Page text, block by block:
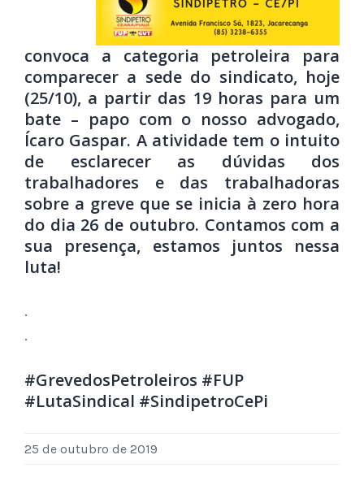
convoca a categoria petroleira para
comparecer a sede do sindicato, hoje
(25/10), a partir das 19 horas para um
bate – papo com o nosso advogado,
Ícaro Gaspar. A atividade tem o intuito
de esclarecer as dúvidas dos
trabalhadores e das trabalhadoras
sobre a greve que se inicia à zero hora
do dia 26 de outubro. Contamos com a
sua presença, estamos juntos nessa
luta!
.
.
#GrevedosPetroleiros #FUP
#LutaSindical #SindipetroCePi
25 de outubro de 2019